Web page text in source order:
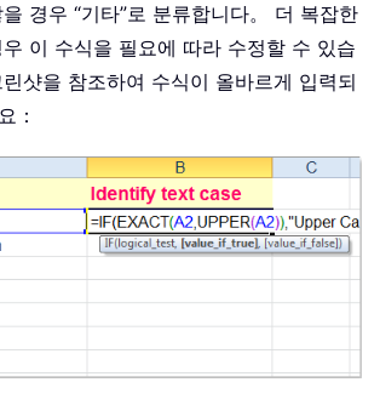
경우 “기타”로 분류합니다。 더 복잡한
이 수식을 필요에 따라 수정할 수 있습
샷을 참조하여 수식이 올바르게 입력되
：